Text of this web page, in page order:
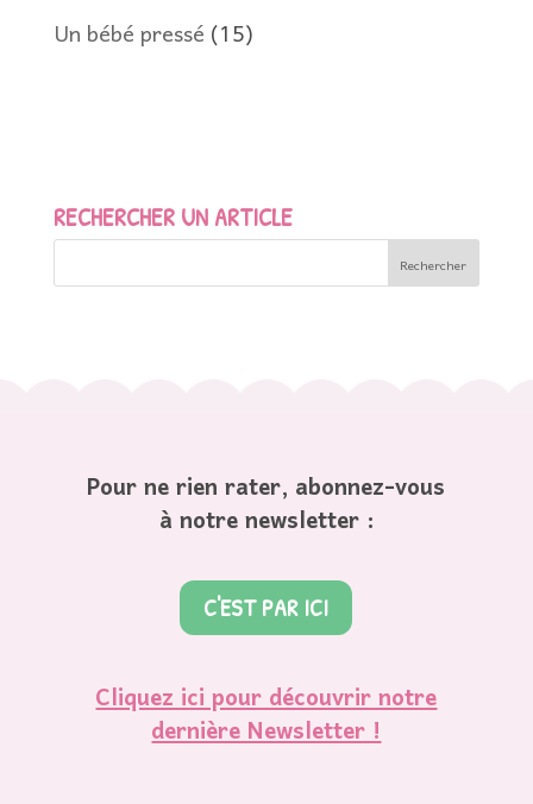
Un bébé pressé(15)
RECHERCHER UN ARTICLE
Pour ne rien rater, abonnez-vous
à notre newsletter :
C'EST PAR ICI
Cliquez ici pour découvrir notre
dernière Newsletter !